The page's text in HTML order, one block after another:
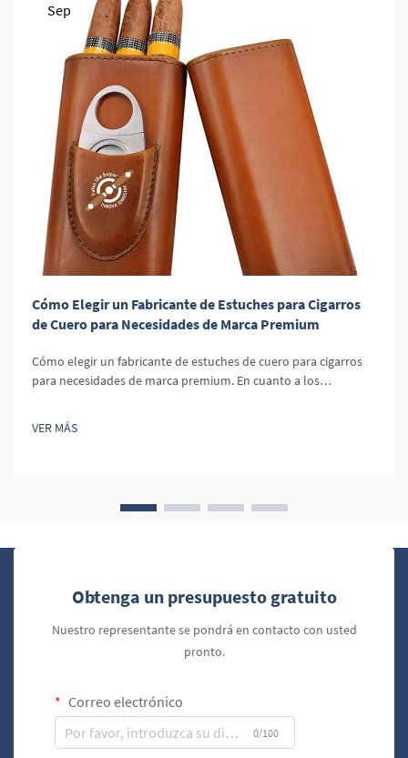
Sep
Cómo Elegir un Fabricante de Estuches para Cigarros
de Cuero para Necesidades de Marca Premium
Cómo elegir un fabricante de estuches de cuero para cigarros
para necesidades de marca premium. En cuanto a los
símbolo de sofisticación, elegancia y calidad. Para los
minoristas, ofrecer estuches de cuero para cigarros puede
VER MÁS
Obtenga un presupuesto gratuito
Nuestro representante se pondrá en contacto con usted
pronto.
Correo electrónico
0/100